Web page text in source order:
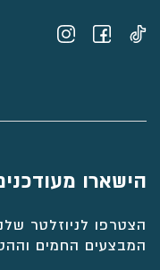
הישארו
הצטרפו לניוזלטר
המבצעים החמים